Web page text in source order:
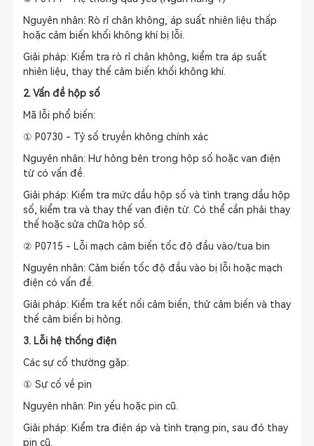
Nguyên nhân: Rò rỉ chân không, áp suất nhiên liệu thấp
hoặc cảm biến khối không khí bị lỗi.
Giải pháp: Kiểm tra rò rỉ chân không, kiểm tra áp suất
nhiên liệu, thay thế cảm biến khối không khí.
2. Vấn đề hộp số
Mã lỗi phổ biến:
① P0730 - Tỷ số truyền không chính xác
Nguyên nhân: Hư hỏng bên trong hộp số hoặc van điện
từ có vấn đề.
Giải pháp: Kiểm tra mức dầu hộp số và tình trạng dầu hộp
số, kiểm tra và thay thế van điện từ. Có thể cần phải thay
thế hoặc sửa chữa hộp số.
② P0715 - Lỗi mạch cảm biến tốc độ đầu vào/tua bin
Nguyên nhân: Cảm biến tốc độ đầu vào bị lỗi hoặc mạch
điện có vấn đề.
Giải pháp: Kiểm tra kết nối cảm biến, thử cảm biến và thay
thế cảm biến bị hỏng.
3. Lỗi hệ thống điện
Các sự cố thường gặp:
① Sự cố về pin
Nguyên nhân: Pin yếu hoặc pin cũ.
Giải pháp: Kiểm tra điện áp và tình trạng pin, sau đó thay
pin cũ.